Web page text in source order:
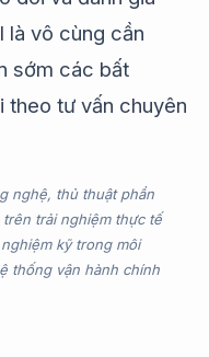
là vô cùng cần
sớm các bất
theo tư vấn chuyên
nghệ, thủ thuật phần
trải nghiệm thực tế
kỹ trong môi
thống vận hành chính